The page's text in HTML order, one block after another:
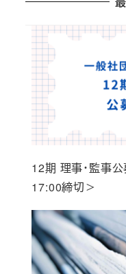
12期 理事・監事
17:00締切＞